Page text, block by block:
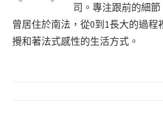
司。專注跟前的細
曾居住於南法，從0到1長大的過
攪和著法式感性的生活方式。